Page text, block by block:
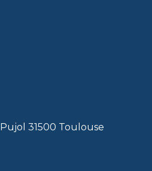
31500 Toulouse